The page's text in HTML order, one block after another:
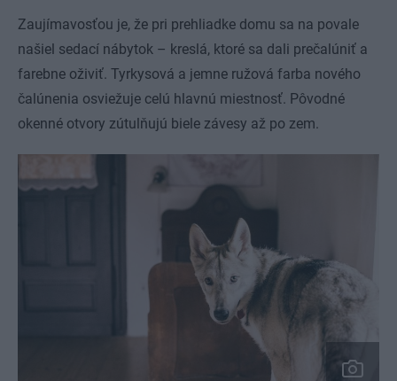
Zaujímavosťou je, že pri prehliadke domu sa na povale
našiel sedací nábytok – kreslá, ktoré sa dali prečalúniť a
farebne oživiť. Tyrkysová a jemne ružová farba nového
čalúnenia osviežuje celú hlavnú miestnosť. Pôvodné
okenné otvory zútulňujú biele závesy až po zem.